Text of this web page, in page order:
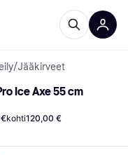
/Jääkirveet
Ice Axe 55 cm
kohti120,00 €